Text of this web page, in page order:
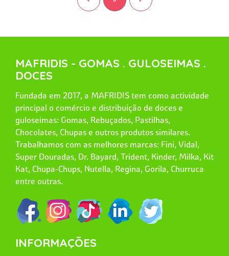
MAFRIDIS - GOMAS . GULOSEIMAS .
DOCES
Fundada em 2017, a MAFRIDIS tem como actividade
principal o comércio e distribuição de doces e
guloseimas: Gomas, Rebuçados, Pastilhas,
Chocolates, Chupas e outros produtos similares.
Trabalhamos com as melhores marcas: Fini, Vidal,
Super Douradas, Dr. Bayard, Trident, Kinder, Milka, Kit
Kat, Chupa-Chups, Nutella, Regina, Gorila, Churruca
entre outras.
INFORMAÇÕES